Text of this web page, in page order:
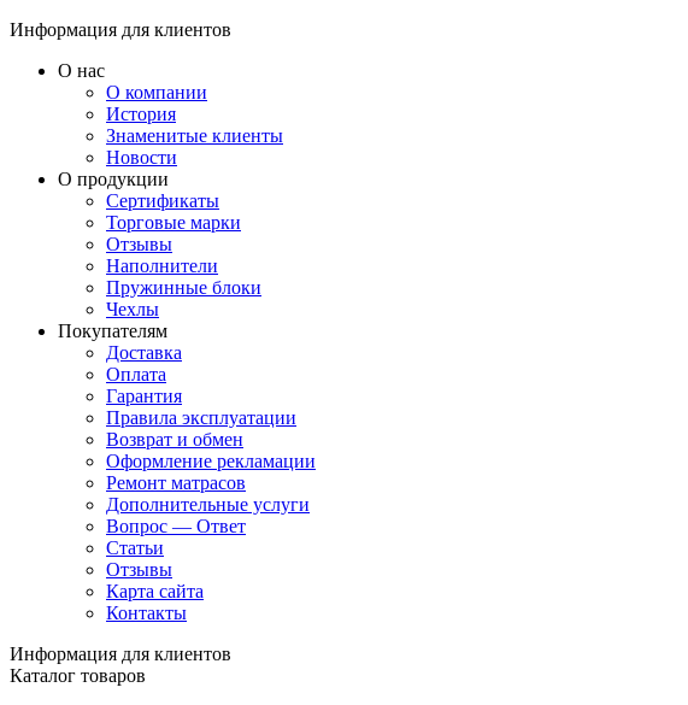
Информация для клиентов
О нас
О компании
История
Знаменитые клиенты
Новости
О продукции
Сертификаты
Торговые марки
Отзывы
Наполнители
Пружинные блоки
Чехлы
Покупателям
Доставка
Оплата
Гарантия
Правила эксплуатации
Возврат и обмен
Оформление рекламации
Ремонт матрасов
Дополнительные услуги
Вопрос — Ответ
Статьи
Отзывы
Карта сайта
Контакты
Информация для клиентов
Каталог товаров